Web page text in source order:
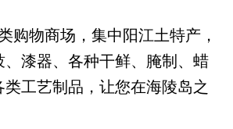
物商场，集中阳江土特产，
、漆器、各种干鲜、腌制、蜡
工艺制品，让您在海陵岛之